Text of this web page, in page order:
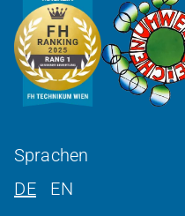
Sprachen
DE
EN